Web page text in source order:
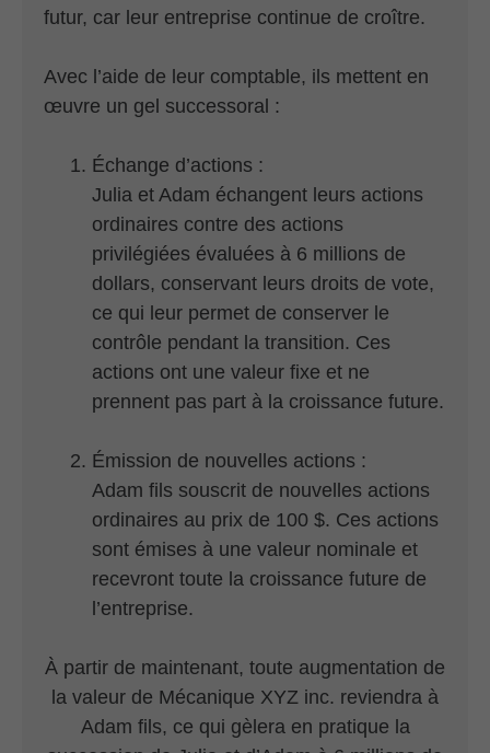
futur, car leur entreprise continue de croître.
Avec l’aide de leur comptable, ils mettent en
œuvre un gel successoral :
Échange d’actions :
Julia et Adam échangent leurs actions
ordinaires contre des actions
privilégiées évaluées à 6 millions de
dollars, conservant leurs droits de vote,
ce qui leur permet de conserver le
contrôle pendant la transition. Ces
actions ont une valeur fixe et ne
prennent pas part à la croissance future.
Émission de nouvelles actions :
Adam fils souscrit de nouvelles actions
ordinaires au prix de 100 $. Ces actions
sont émises à une valeur nominale et
recevront toute la croissance future de
l’entreprise.
À partir de maintenant, toute augmentation de
la valeur de Mécanique XYZ inc. reviendra à
Adam fils, ce qui gèlera en pratique la